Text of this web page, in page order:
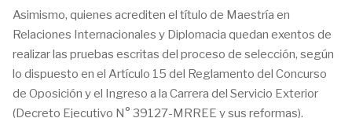
Asimismo, quienes acrediten el título de Maestría en
Relaciones Internacionales y Diplomacia quedan exentos de
realizar las pruebas escritas del proceso de selección, según
lo dispuesto en el Artículo 15 del Reglamento del Concurso
de Oposición y el Ingreso a la Carrera del Servicio Exterior
(Decreto Ejecutivo N° 39127-MRREE y sus reformas).